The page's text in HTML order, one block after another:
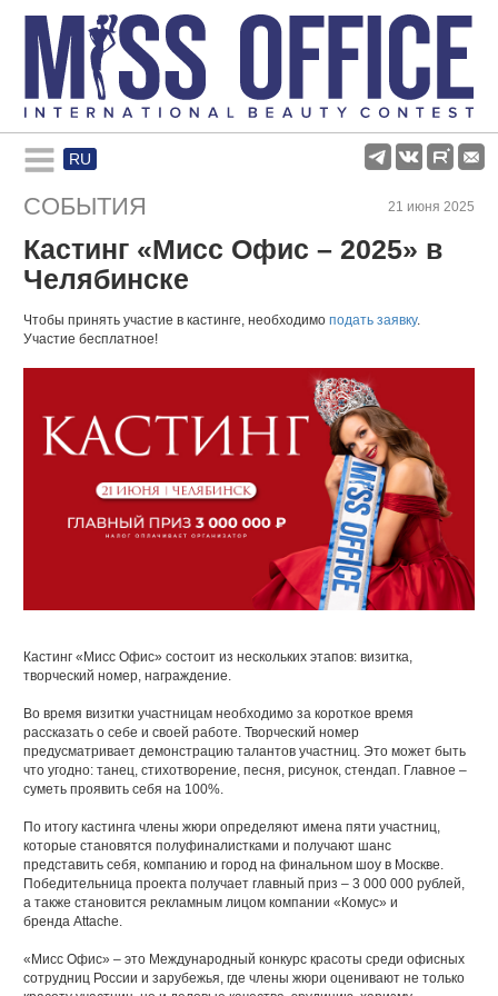
RU
Rules and regulations
About pageant
Participants
СОБЫТИЯ 21 июня 2025
Кастинг «Мисс Офис – 2025» в
Челябинске
Чтобы принять участие в кастинге, необходимоподать заявку.
Участие бесплатное!
Кастинг «Мисс Офис» состоит из нескольких этапов: визитка,
творческий номер, награждение.
Во время визитки участницам необходимо за короткое время
рассказать о себе и своей работе. Творческий номер
предусматривает демонстрацию талантов участниц. Это может быть
что угодно: танец, стихотворение, песня, рисунок, стендап. Главное –
суметь проявить себя на 100%.
По итогу кастинга члены жюри определяют имена пяти участниц,
которые становятся полуфиналистками и получают шанс
представить себя, компанию и город на финальном шоу в Москве.
Победительница проекта получает главный приз – 3 000 000 рублей,
а также становится рекламным лицом компании «Комус» и
бренда Attache.
«Мисс Офис» – это Международный конкурс красоты среди офисных
сотрудниц России и зарубежья, где члены жюри оценивают не только